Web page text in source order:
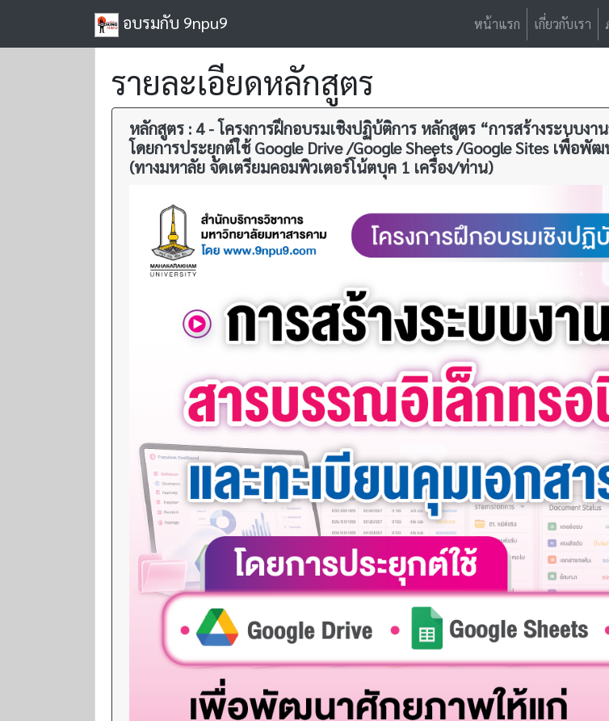
อบรมกับ 9npu9 หน้าแรก เกี่ยวกับเรา
รายละเอียดหลักสูตร
หลักสูตร : 4 - โครงการฝึกอบรมเชิงปฏิบ้ติการ หลักสูตร “การสร้างระบบง
โดยการประยุกต์ใช้ Google Drive /Google Sheets /Google Sites เพื่อ
(ทางมหาลัย จัดเตรียมคอมพิวเตอร์โน้ตบุค 1 เครื่อง/ท่าน)